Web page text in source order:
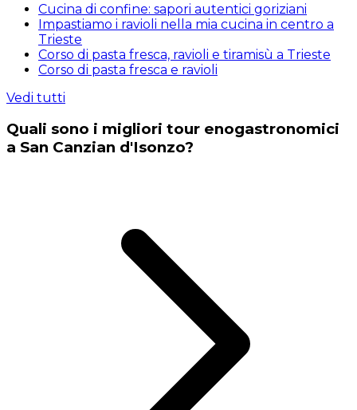
Cucina di confine: sapori autentici goriziani
Impastiamo i ravioli nella mia cucina in centro a
Trieste
Corso di pasta fresca, ravioli e tiramisù a Trieste
Corso di pasta fresca e ravioli
Vedi tutti
Quali sono i migliori tour enogastronomici
a San Canzian d'Isonzo?